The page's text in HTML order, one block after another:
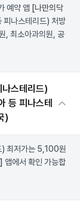
예약 앱 [나만의닥
피나스테리드) 처방
, 최소아과의원, 공
스테리드)
등 피나스테
)
) 최저가는 5,100원
앱에서 확인 가능합